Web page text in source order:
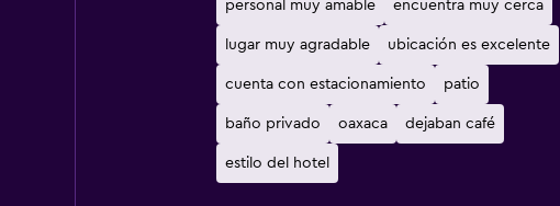
personal muy amable encuentra muy cerca
lugar muy agradable ubicación es excelente
cuenta con estacionamiento patio
baño privado oaxaca dejaban café
estilo del hotel